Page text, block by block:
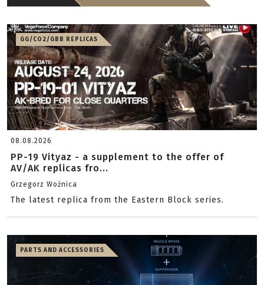
GG/CO2/GBB REPLICAS
08.08.2026
PP-19 Vityaz - a supplement to the offer of
AV/AK replicas fro...
Grzegorz Woźnica
The latest replica from the Eastern Block series.
PARTS AND ACCESSORIES